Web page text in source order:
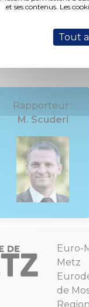
et ses contenus. Les
Tout
Point 22 (112,50
Convention
Rapporteur :
M. Scuderi
Euro-
Metz
de